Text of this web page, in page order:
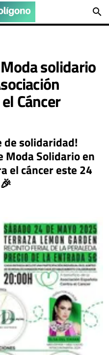
search
solidario
Cáncer
de solidaridad!
Moda Solidario en
el cáncer este 24